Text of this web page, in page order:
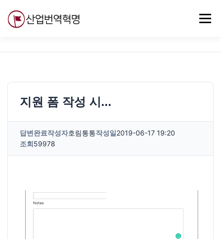
메뉴
지원 폼 작성 시...
답변완료작성자호림통통작성일2019-06-17 19:20
조회59978